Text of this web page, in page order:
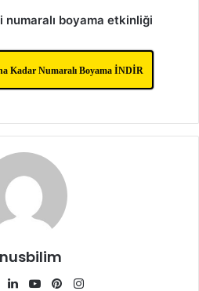
numaralı boyama etkinliği
Kadar Numaralı Boyama İNDİR
Facebook
LinkedInYouTubePinterest